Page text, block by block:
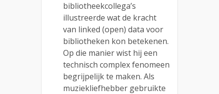
bibliotheekcollega’s
illustreerde wat de kracht
van linked (open) data voor
bibliotheken kon betekenen.
Op die manier wist hij een
technisch complex fenomeen
begrijpelijk te maken. Als
muziekliefhebber gebruikte